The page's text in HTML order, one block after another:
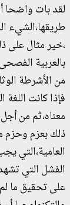
لقد بات واضحا
طريقها،الشيء
،خير مثال على
بالعربية
من الأشرطة
فإذا كانت
معناه،ثم من
ذلك بعزم وحزم
العامية،التي
الفشل التي
على تحقيق ما